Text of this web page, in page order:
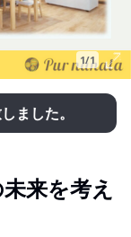
1/1
ました。
来を考え